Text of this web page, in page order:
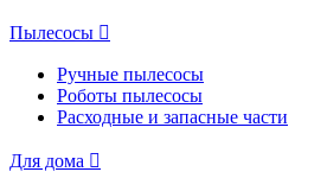
Пылесосы
Ручные пылесосы
Роботы пылесосы
Расходные и запасные части
Для дома